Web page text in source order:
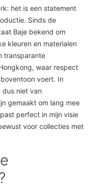
het is een statement
Sinds de
Baje bekend om
kleuren en materialen
transparante
waar respect
voert. In
dus niet van
gemaakt om lang mee
perfect in mijn visie
voor collecties met